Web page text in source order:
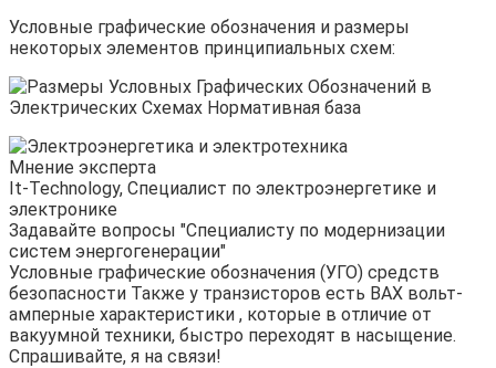
Условные графические обозначения и размеры
некоторых элементов принципиальных схем:
Мнение эксперта
It-Technology, Cпециалист по электроэнергетике и
электронике
Задавайте вопросы "Специалисту по модернизации
систем энергогенерации"
Условные графические обозначения (УГО) средств
безопасности Также у транзисторов есть ВАХ вольт-
амперные характеристики , которые в отличие от
вакуумной техники, быстро переходят в насыщение.
Спрашивайте, я на связи!